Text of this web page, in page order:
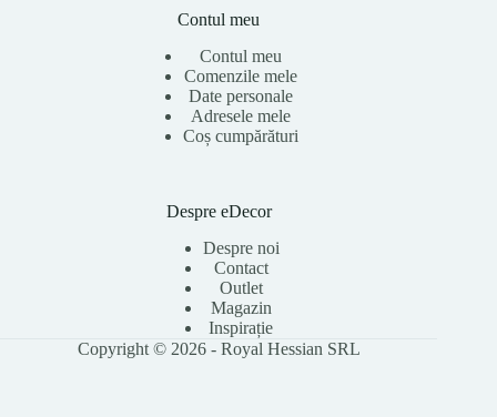
Contul meu
Contul meu
Comenzile mele
Date personale
Adresele mele
Coș cumpărături
Despre eDecor
Despre noi
Contact
Outlet
Magazin
Inspirație
Copyright © 2026 - Royal Hessian SRL